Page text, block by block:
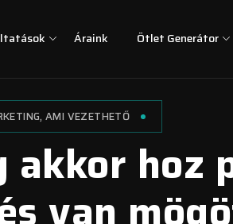
Áraink Ötlet Generátor
AMI VEZETHETŐ
akkor hoz